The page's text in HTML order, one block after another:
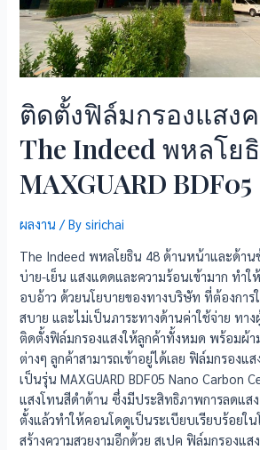
ติดตั้งฟิล์มกรองแสง
The Indeed พหลโย
MAXGUARD BDF05
ผลงาน / Bysirichai
The Indeed พหลโยธิน 48 ด้านหน้าและด้าน
บ่าย-เย็น แสงแดดและความร้อนเข้ามาก ทำใ
อบอ้าว ด้วยนโยบายของทางบริษัท ที่ต้องการ
สบาย และไม่เป็นภาระทางด้านค่าใช้จ่าย ทา
ติดตั้งฟิล์มกรองแสงให้ลูกค้าทั้งหมด พร้อมผ้า
ต่างๆ ลูกค้าสามารถเข้าอยู่ได้เลย ฟิล์มกรองแส
เป็นรุ่น MAXGUARD BDF05 Nano Carbon
แสงโทนสีดำด้าน ซึ่งมีประสิทธิภาพการลดแส
ตั้งแล้วทำให้คอนโดดูเป็นระเบียบเรียบร้อยใ
สร้างความสวยงามอีกด้วย สเปค ฟิล์มกรองแสง